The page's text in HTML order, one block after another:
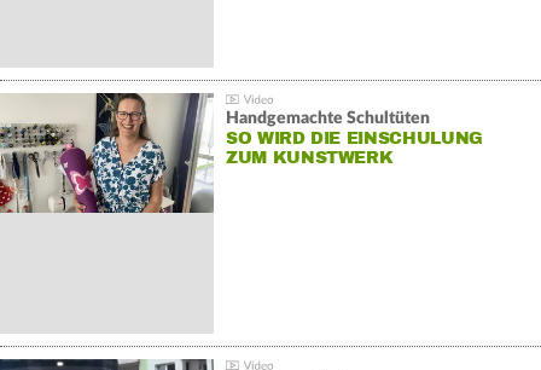
Handgemachte Schultüten
SO WIRD DIE EINSCHULUNG
ZUM KUNSTWERK